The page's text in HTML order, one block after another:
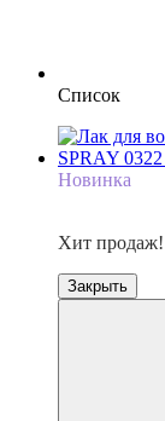
Список
Новинка
Хит продаж!
Закрыть